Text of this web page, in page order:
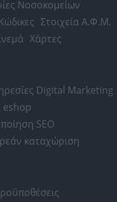
Νοσοκομείων
Στοιχεία Α.Φ.Μ.
Χάρτες
Digital Marketing
eshop
SEO
καταχώριση